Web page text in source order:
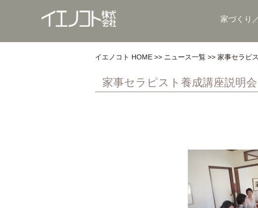
家づくり
イエノコト HOME ニュース一覧 家事セラピ
家事セラピスト養成講座説明会